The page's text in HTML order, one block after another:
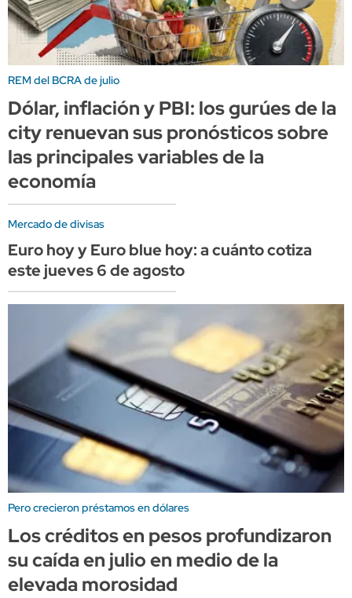
REM del BCRA de julio
Dólar, inflación y PBI: los gurúes de la
city renuevan sus pronósticos sobre
las principales variables de la
economía
Mercado de divisas
Euro hoy y Euro blue hoy: a cuánto cotiza
este jueves 6 de agosto
Pero crecieron préstamos en dólares
Los créditos en pesos profundizaron
su caída en julio en medio de la
elevada morosidad